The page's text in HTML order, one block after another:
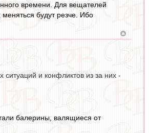
времени. Для вещателей
будут резче. Ибо
и конфликтов из за них -
балерины, валящиеся от